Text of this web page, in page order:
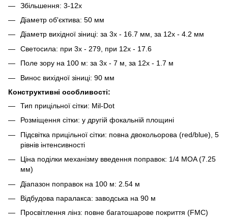
Збільшення: 3-12x
Діаметр об'єктива: 50 мм
Діаметр вихідної зіниці: за 3х - 16.7 мм, за 12х - 4.2 мм
Светосила: при 3х - 279, при 12х - 17.6
Поле зору на 100 м: за 3х - 7 м, за 12х - 1.7 м
Винос вихідної зіниці: 90 мм
Конструктивні особливості:
Тип прицільної сітки: Mil-Dot
Розміщення сітки: у другій фокальній площині
Підсвітка прицільної сітки: повна двокольорова (red/blue), 5
рівнів інтенсивності
Ціна поділки механізму введення поправок: 1/4 MOA (7.25
мм)
Діапазон поправок на 100 м: 2.54 м
Відбудова паралакса: заводська на 90 м
Просвітлення лінз: повне багатошарове покриття (FMC)